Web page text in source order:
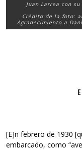
Juan Larrea con
Crédito de la foto:
Agradecimiento a
[E]n febrero de 1930
embarcado, como